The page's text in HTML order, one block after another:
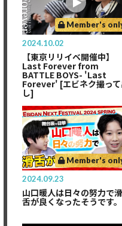
Member's
2024.10.02
【東京リリイベ開催中】
Last Forever from
BATTLE BOYS- 'Last
Forever' [エビネク撮って
し]
Member's
2024.09.23
山口暖人は日々の努力で滑
舌が良くなったそうです。